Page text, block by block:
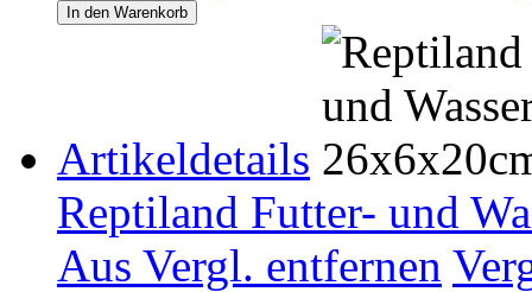
In den Warenkorb
Artikeldetails
Reptiland Futter- und
Aus Vergl. entfernen